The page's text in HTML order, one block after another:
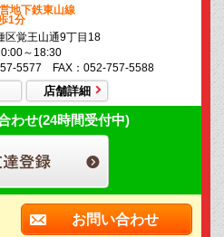
地下鉄東山線
1分
区覚王山通9丁目18
～18:30
5577 FAX：052-757-5588
店舗詳細
わせ(24時間受付中)
お問い合わせ